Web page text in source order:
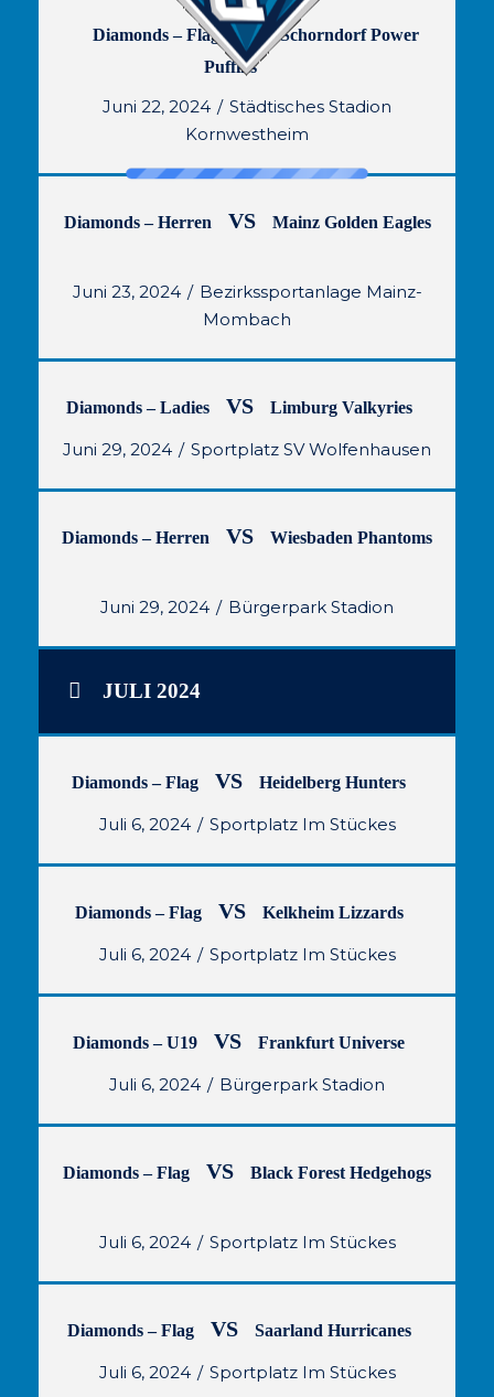
Diamonds – Flag VS
Schorndorf Power
Puffins
Juni 22, 2024
Städtisches Stadion
Kornwestheim
Diamonds – Herren VS Mainz Golden Eagles
Juni 23, 2024
Bezirkssportanlage Mainz-
Mombach
Diamonds – Ladies VS Limburg Valkyries
Juni 29, 2024 Sportplatz SV Wolfenhausen
Diamonds – Herren VS Wiesbaden Phantoms
Juni 29, 2024 Bürgerpark Stadion
JULI 2024
Diamonds – Flag VS Heidelberg Hunters
Juli 6, 2024 Sportplatz Im Stückes
Diamonds – Flag VS Kelkheim Lizzards
Juli 6, 2024 Sportplatz Im Stückes
Diamonds – U19 VS Frankfurt Universe
Juli 6, 2024 Bürgerpark Stadion
Diamonds – Flag VS Black Forest Hedgehogs
Juli 6, 2024 Sportplatz Im Stückes
Diamonds – Flag VS Saarland Hurricanes
Juli 6, 2024 Sportplatz Im Stückes